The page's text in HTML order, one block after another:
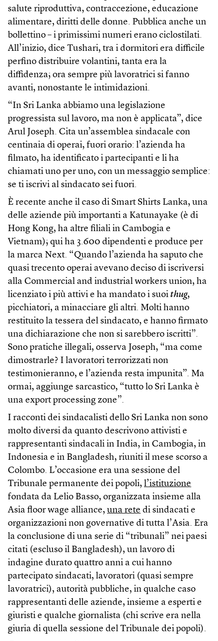
salute riproduttiva, contraccezione, educazione
alimentare, diritti delle donne. Pubblica anche un
bollettino – i primissimi numeri erano ciclostilati.
All’inizio, dice Tushari, tra i dormitori era difficile
perfino distribuire volantini, tanta era la
diffidenza; ora sempre più lavoratrici si fanno
avanti, nonostante le intimidazioni.
“In Sri Lanka abbiamo una legislazione
progressista sul lavoro, ma non è applicata”, dice
Arul Joseph. Cita un’assemblea sindacale con
centinaia di operai, fuori orario: l’azienda ha
filmato, ha identificato i partecipanti e li ha
chiamati uno per uno, con un messaggio semplice:
se ti iscrivi al sindacato sei fuori.
È recente anche il caso di Smart Shirts Lanka, una
delle aziende più importanti a Katunayake (è di
Hong Kong, ha altre filiali in Cambogia e
Vietnam); qui ha 3.600 dipendenti e produce per
la marca Next. “Quando l’azienda ha saputo che
quasi trecento operai avevano deciso di iscriversi
alla Commercial and industrial workers union, ha
licenziato i più attivi e ha mandato i suoi thug,
picchiatori, a minacciare gli altri. Molti hanno
restituito la tessera del sindacato, e hanno firmato
una dichiarazione che non si sarebbero iscritti”.
Sono pratiche illegali, osserva Joseph, “ma come
dimostrarle? I lavoratori terrorizzati non
testimonieranno, e l’azienda resta impunita”. Ma
ormai, aggiunge sarcastico, “tutto lo Sri Lanka è
una export processing zone”.
I racconti dei sindacalisti dello Sri Lanka non sono
molto diversi da quanto descrivono attivisti e
rappresentanti sindacali in India, in Cambogia, in
Indonesia e in Bangladesh, riuniti il mese scorso a
Colombo. L’occasione era una sessione del
Tribunale permanente dei popoli, l’istituzione
fondata da Lelio Basso, organizzata insieme alla
Asia floor wage alliance, una rete di sindacati e
organizzazioni non governative di tutta l’Asia. Era
la conclusione di una serie di “tribunali” nei paesi
citati (escluso il Bangladesh), un lavoro di
indagine durato quattro anni a cui hanno
partecipato sindacati, lavoratori (quasi sempre
lavoratrici), autorità pubbliche, in qualche caso
rappresentanti delle aziende, insieme a esperti e
giuristi e qualche giornalista (chi scrive era nella
giuria di quella sessione del Tribunale dei popoli).